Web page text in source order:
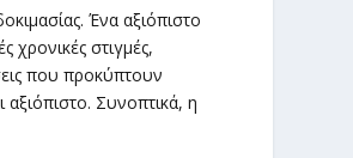
Ένα αξιόπιστο
χρονικές στιγμές,
που προκύπτουν
Συνοπτικά, η